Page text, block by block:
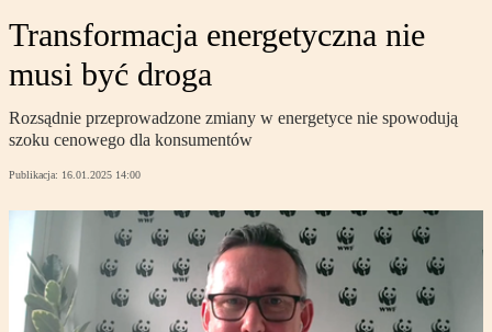
Transformacja energetyczna nie
musi być droga
Rozsądnie przeprowadzone zmiany w energetyce nie spowodują
szoku cenowego dla konsumentów
Publikacja: 16.01.2025 14:00